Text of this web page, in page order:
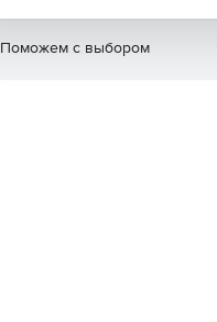
Поможем с выбором